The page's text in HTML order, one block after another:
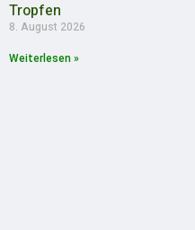
Tropfen
8. August 2026
Weiterlesen »